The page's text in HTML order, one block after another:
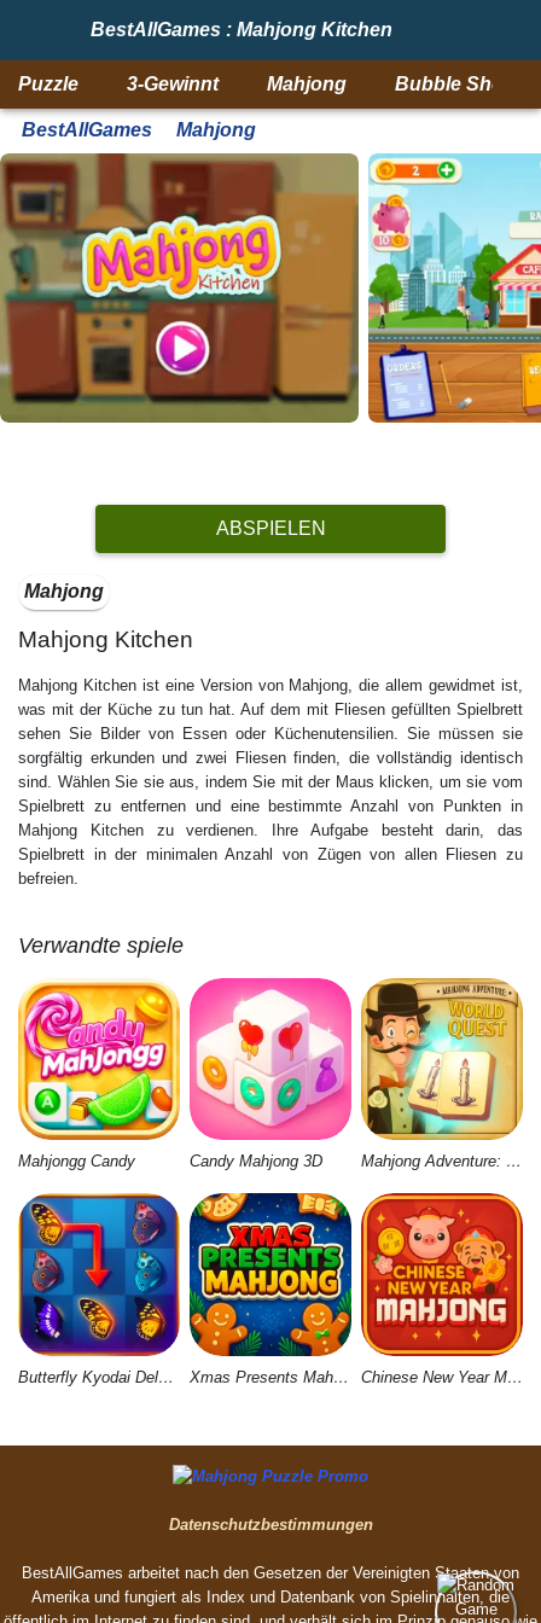
BestAllGames : Mahjong Kitchen
Puzzle 3-Gewinnt Mahjong Bubble Shooter
BestAllGames Mahjong
ABSPIELEN
Mahjong
Mahjong Kitchen
Mahjong Kitchen ist eine Version von Mahjong, die allem gewidmet ist,
was mit der Küche zu tun hat. Auf dem mit Fliesen gefüllten Spielbrett
sehen Sie Bilder von Essen oder Küchenutensilien. Sie müssen sie
sorgfältig erkunden und zwei Fliesen finden, die vollständig identisch
sind. Wählen Sie sie aus, indem Sie mit der Maus klicken, um sie vom
Spielbrett zu entfernen und eine bestimmte Anzahl von Punkten in
Mahjong Kitchen zu verdienen. Ihre Aufgabe besteht darin, das
Spielbrett in der minimalen Anzahl von Zügen von allen Fliesen zu
befreien.
Verwandte spiele
Mahjongg Candy Candy Mahjong 3D Mahjong Adventure: World Quest
Butterfly Kyodai Deluxe 2 Xmas Presents Mahjong Chinese New Year Mahjong
Datenschutzbestimmungen
BestAllGames arbeitet nach den Gesetzen der Vereinigten Staaten von
Amerika und fungiert als Index und Datenbank von Spielinhalten, die